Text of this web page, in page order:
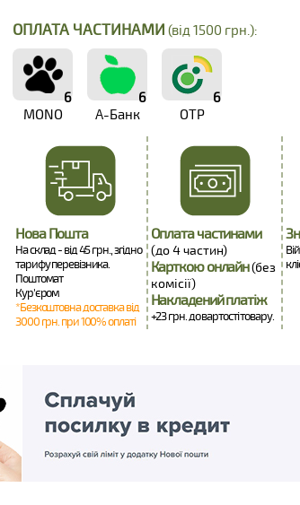
ОПЛАТА ЧАСТИНАМИ (від 1500 грн.):
6
MONO
6
А-Банк
6
OTP
Нова Пошта
На склад - від 45 грн., згідно
тарифу перевізника.
Поштомат
Кур'єром
*Безкоштовна доставка від
3000 грн. при 100% оплаті
Оплата частинами
(до 4 частин)
Карткою онлайн(без
комісії)
Накладений платіж
+23 грн. до вартості товару.